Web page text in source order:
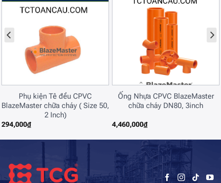
Phụ kiện Tê đều CPVC
BlazeMaster chữa cháy ( Size 50,
2 Inch)
294,000₫
Ống Nhựa CPVC BlazeMaster
chữa cháy DN80, 3inch
4,460,000₫